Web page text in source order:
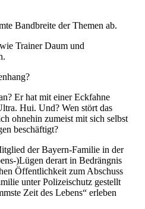
Bandbreite der Themen ab.
Trainer Daum und
Er hat mit einer Eckfahne
Hui. Und? Wen stört das
ohnehin zumeist mit sich selbst
beschäftigt?
der Bayern-Familie in der
)Lügen derart in Bedrängnis
Öffentlichkeit zum Abschuss
unter Polizeischutz gestellt
Zeit des Lebens“ erleben